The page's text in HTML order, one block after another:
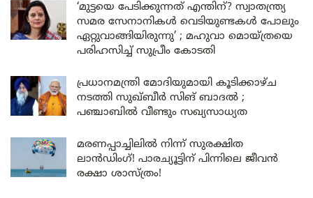
‘മുട്ടയെ പേടിക്കുന്നത് എന്തിന്? സ്വാതന്ത്ര്യ
സമര സേനാനികൾ വെടിയുണ്ടകൾ പോലും
ഏറ്റുവാങ്ങിയിരുന്നു’ ; മഹുവാ മൊയ്ത്രയെ
പരിഹസിച്ച് സുപ്രീം കോടതി
പ്രധാനമന്ത്രി മോദിയുമായി കൂടിക്കാഴ്ച
നടത്തി സുഖ്ബീർ സിങ് ബാദൽ ;
പഞ്ചാബിൽ വീണ്ടും സഖ്യസാധ്യത
മരണപ്പാച്ചിലിൽ നിന്ന് സുരക്ഷിത
ലാൻഡിംഗ്! പാരച്യൂട്ടിന് പിന്നിലെ ജീവൻ
രക്ഷാ ശാസ്ത്രം!